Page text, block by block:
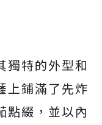
獨特的外型和
上鋪滿了先炸
點綴，並以內